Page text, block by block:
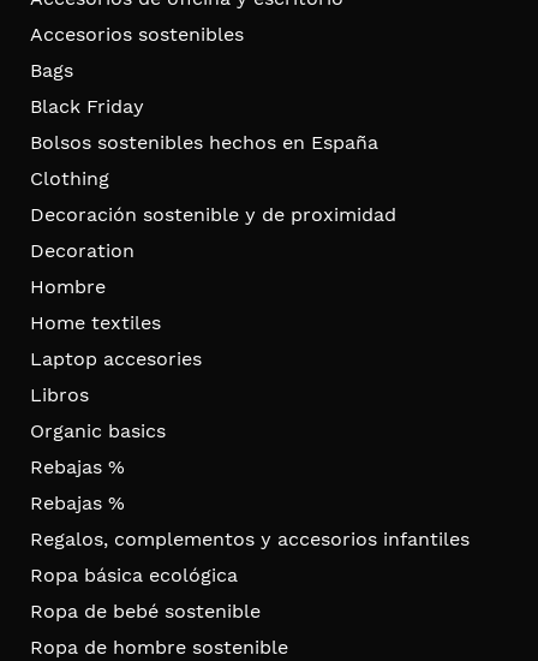
Accesorios sostenibles
Bags
Black Friday
Bolsos sostenibles hechos en España
Clothing
Decoración sostenible y de proximidad
Decoration
Hombre
Home textiles
Laptop accesories
Libros
Organic basics
Rebajas %
Rebajas %
Regalos, complementos y accesorios infantiles
Ropa básica ecológica
Ropa de bebé sostenible
Ropa de hombre sostenible